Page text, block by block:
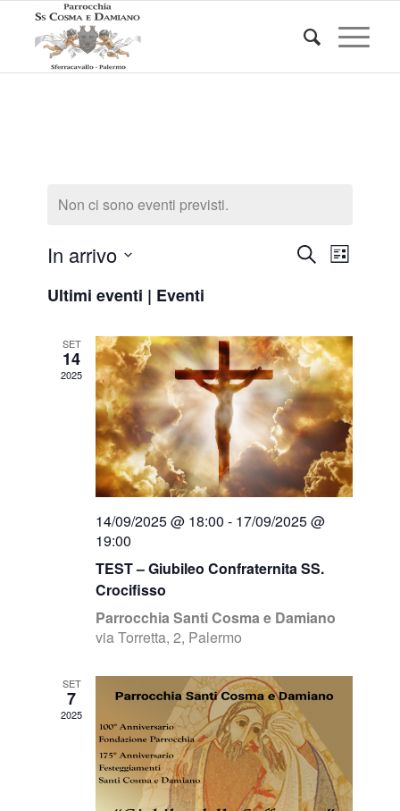
Non ci sono eventi previsti.
Eventi
viste
CercaEvento
Viste
Lista
In arrivo
la
Ultimi eventi | Eventi
SET
14
2025
14/09/2025 @ 18:00 - 17/09/2025 @
19:00
TEST – Giubileo Confraternita SS.
Crocifisso
Parrocchia Santi Cosma e Damiano
via Torretta, 2, Palermo
SET
7
2025